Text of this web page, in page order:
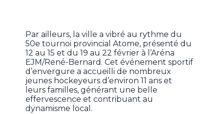
Par ailleurs, la ville a vibré au rythme du
50e tournoi provincial Atome, présenté du
12 au 15 et du 19 au 22 février à l’Aréna
EJM/René-Bernard. Cet événement sportif
d’envergure a accueilli de nombreux
jeunes hockeyeurs d’environ 11 ans et
leurs familles, générant une belle
effervescence et contribuant au
dynamisme local.